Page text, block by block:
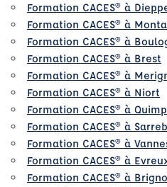
Formation CACES® à
Formation CACES® à
Formation CACES® à
Formation CACES® à Brest
Formation CACES® à
Formation CACES® à Niort
Formation CACES® à
Formation CACES® à
Formation CACES® à
Formation CACES® à
Formation CACES® à